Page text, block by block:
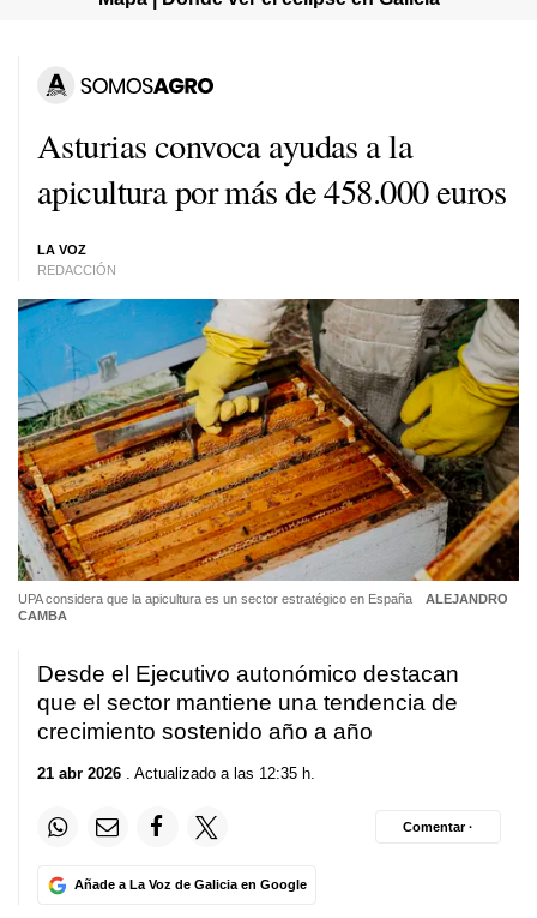
Asturias convoca ayudas a la
apicultura por más de 458.000 euros
LA VOZ
REDACCIÓN
UPA considera que la apicultura es un sector estratégico en España
ALEJANDRO
CAMBA
Desde el Ejecutivo autonómico destacan
que el sector mantiene una tendencia de
crecimiento sostenido año a año
21 abr 2026 . Actualizado a las 12:35 h.
Añade a La Voz de Galicia en Google
Comentar ·